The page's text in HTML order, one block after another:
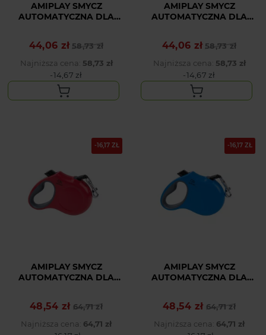
AMIPLAY SMYCZ
AUTOMATYCZNA DLA
Cena podstawowa
58,73 zł
Cena
44,06 zł
Najniższa cena: 58,73 zł
-14,67 zł
AMIPLAY SMYCZ
AUTOMATYCZNA DLA
Cena podstawowa
58,73 zł
Cena
44,06 zł
Najniższa cena: 58,73 zł
-14,67 zł
-16,17 ZŁ
AMIPLAY SMYCZ
AUTOMATYCZNA DLA
FREEDOM M
Cena podstawowa
64,71 zł
Cena
48,54 zł
Najniższa cena: 64,71 zł
-16,17 ZŁ
AMIPLAY SMYCZ
AUTOMATYCZNA DLA
FREEDOM M
Cena podstawowa
64,71 zł
Cena
48,54 zł
Najniższa cena: 64,71 zł